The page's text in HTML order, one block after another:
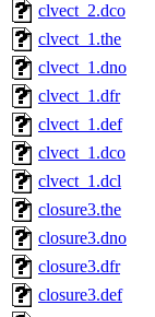
clvect_2.dco
clvect_1.the
clvect_1.dno
clvect_1.dfr
clvect_1.def
clvect_1.dco
clvect_1.dcl
closure3.the
closure3.dno
closure3.dfr
closure3.def